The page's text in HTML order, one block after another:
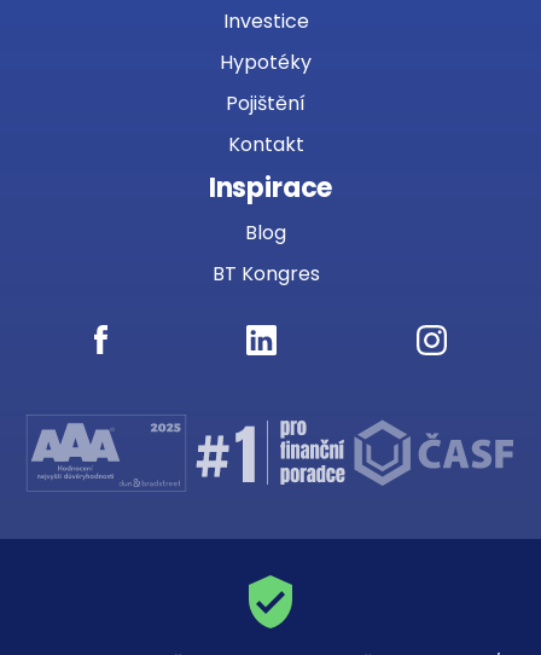
Investice
Hypotéky
Pojištění
Kontakt
Inspirace
Blog
BT Kongres